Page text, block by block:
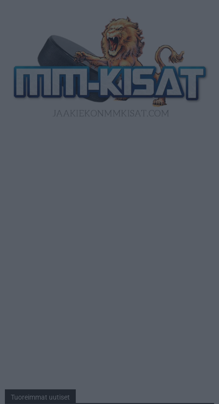
Tuoreimmat uutiset